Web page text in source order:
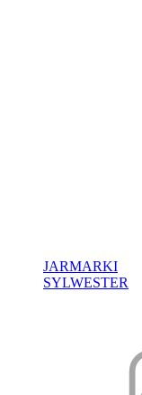
JARMARKI
SYLWESTER